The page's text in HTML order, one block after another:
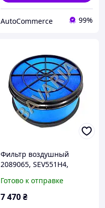
AutoCommerce 99%
Фильтр воздушный
2089065, SEV551H4,
SA16708, CA30201,
SL82044, WA11036. CAT,
Готово к отправке
7 470₴